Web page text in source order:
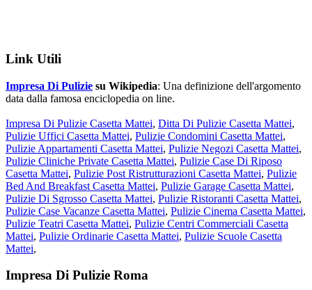
Link Utili
Impresa Di Pulizie su Wikipedia: Una definizione dell'argomento
data dalla famosa enciclopedia on line.
Impresa Di Pulizie Casetta Mattei, Ditta Di Pulizie Casetta Mattei,
Pulizie Uffici Casetta Mattei, Pulizie Condomini Casetta Mattei,
Pulizie Appartamenti Casetta Mattei, Pulizie Negozi Casetta Mattei,
Pulizie Cliniche Private Casetta Mattei, Pulizie Case Di Riposo
Casetta Mattei, Pulizie Post Ristrutturazioni Casetta Mattei, Pulizie
Bed And Breakfast Casetta Mattei, Pulizie Garage Casetta Mattei,
Pulizie Di Sgrosso Casetta Mattei, Pulizie Ristoranti Casetta Mattei,
Pulizie Case Vacanze Casetta Mattei, Pulizie Cinema Casetta Mattei,
Pulizie Teatri Casetta Mattei, Pulizie Centri Commerciali Casetta
Mattei, Pulizie Ordinarie Casetta Mattei, Pulizie Scuole Casetta
Mattei,
Footer
Impresa Di Pulizie Roma